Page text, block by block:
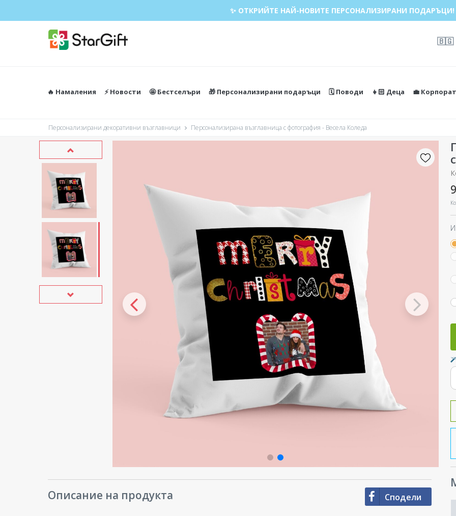
✨ ОТКРИЙТЕ НАЙ-НОВИТЕ ПЕРСОНАЛИЗИРАНИ ПОДАРЪЦИ!
🇧🇬
🔥 Намаления ⚡️ Новости 🤩 Бестселъри 🎁 Персонализирани подаръци 🗓️ Поводи 👧🏻 Деца 💼
Персонализирани декоративни възглавници Персонализирана възглавница с фотография - Весела Коледа
Описание на продукта Сподели